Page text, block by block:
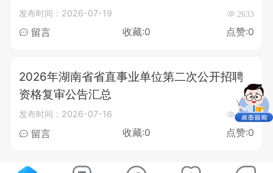
发布时间：2026-07-19 2633
留言 收藏:0 点赞:0
2026年湖南省省直事业单位第二次公开招聘
资格复审公告汇总
发布时间：2026-07-16 5158
留言 收藏:0 点赞:0